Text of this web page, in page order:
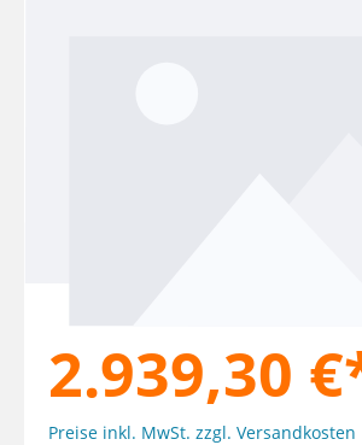
2.939,30
Preise inkl. MwSt. zzgl. Versandkosten